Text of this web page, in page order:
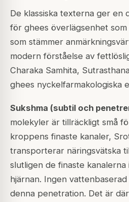
De klassiska texterna ger en
för ghees överlägsenhet
som stämmer
modern förståelse av
Charaka Samhita,
ghees nyckelfarmakologiska
Sukshma (subtil och
molekyler är tillräckligt små
kroppens finaste kanaler,
transporterar näringsvätska
slutligen de finaste
hjärnan. Ingen
denna penetration. Det är